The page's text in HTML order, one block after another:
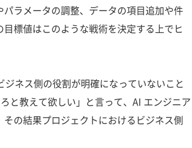
ラメータの調整、データの項目追加や件
標値はこのような戦術を決定する上でヒ
ネス側の役割が明確になっていないこと
と教えて欲しい」と言って、AI エンジニア
の結果プロジェクトにおけるビジネス側